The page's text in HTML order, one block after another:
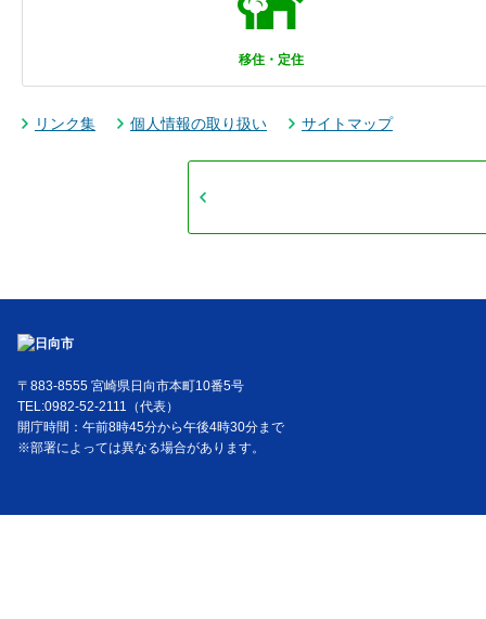
移住・定住
リンク集 個人情報の取り扱い サイトマップ
〒883-8555 宮崎県日向市本町10番5号
TEL:0982-52-2111（代表）
開庁時間：午前8時45分から午後4時30分まで
※部署によっては異なる場合があります。